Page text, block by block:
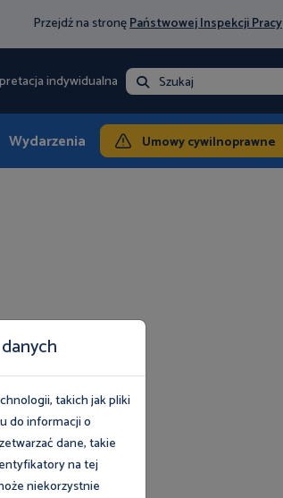
Przejdź na stronęPaństwowej Inspekcji Pracy
indywidualna - opłataSzukaj
Wydarzenia KontaktUmowy cywilnoprawne
takich jak pliki
do informacji o
dane, takie
na tej
niekorzystnie